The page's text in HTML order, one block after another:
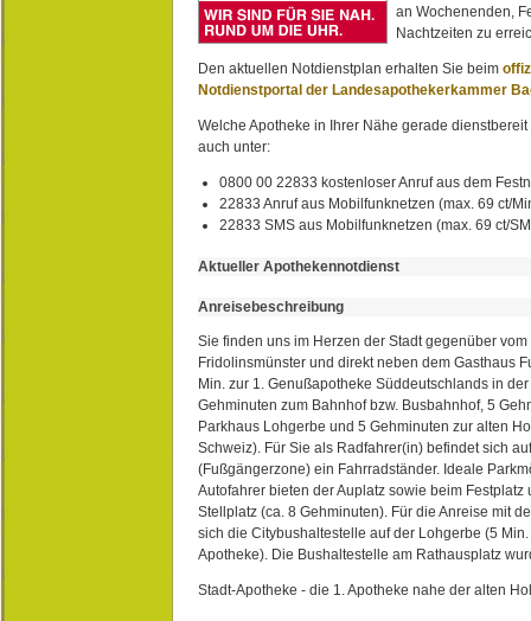
an Wochenenden,
Nachtzeiten zu
Den aktuellen Notdienstplan erhalten Sie beim
Notdienstportal der Landesapothekerkammer
Welche Apotheke in Ihrer Nähe gerade
auch unter:
0800 00 22833 kostenloser Anruf aus dem
22833 Anruf aus Mobilfunknetzen (max. 69 ct/
22833 SMS aus Mobilfunknetzen (max. 69 ct/
Aktueller Apothekennotdienst
Anreisebeschreibung
Sie finden uns im Herzen der Stadt gegenüber
Fridolinsmünster und direkt neben dem Gasthaus
Min. zur 1. Genußapotheke Süddeutschlands in
Gehminuten zum Bahnhof bzw. Busbahnhof, 5
Parkhaus Lohgerbe und 5 Gehminuten zur alten
Schweiz). Für Sie als Radfahrer(in) befindet sich
(Fußgängerzone) ein Fahrradständer. Ideale
Autofahrer bieten der Auplatz sowie beim Festplatz
Stellplatz (ca. 8 Gehminuten). Für die Anreise mit
sich die Citybushaltestelle auf der Lohgerbe (5
Apotheke). Die Bushaltestelle am Rathausplatz
Stadt-Apotheke - die 1. Apotheke nahe der alten